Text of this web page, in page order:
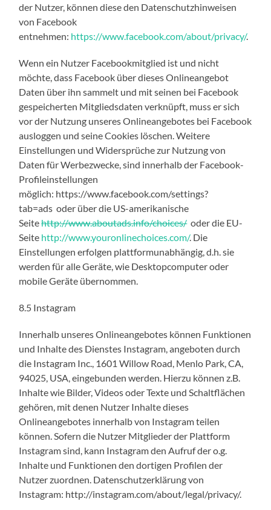
der Nutzer, können diese den Datenschutzhinweisen
von Facebook
entnehmen: https://www.facebook.com/about/privacy/.
Wenn ein Nutzer Facebookmitglied ist und nicht
möchte, dass Facebook über dieses Onlineangebot
Daten über ihn sammelt und mit seinen bei Facebook
gespeicherten Mitgliedsdaten verknüpft, muss er sich
vor der Nutzung unseres Onlineangebotes bei Facebook
ausloggen und seine Cookies löschen. Weitere
Einstellungen und Widersprüche zur Nutzung von
Daten für Werbezwecke, sind innerhalb der Facebook-
Profileinstellungen
möglich: https://www.facebook.com/settings?
tab=ads oder über die US-amerikanische
Seitehttp://www.aboutads.info/choices/oder die EU-
Seite http://www.youronlinechoices.com/. Die
Einstellungen erfolgen plattformunabhängig, d.h. sie
werden für alle Geräte, wie Desktopcomputer oder
mobile Geräte übernommen.
8.5 Instagram
Innerhalb unseres Onlineangebotes können Funktionen
und Inhalte des Dienstes Instagram, angeboten durch
die Instagram Inc., 1601 Willow Road, Menlo Park, CA,
94025, USA, eingebunden werden. Hierzu können z.B.
Inhalte wie Bilder, Videos oder Texte und Schaltflächen
gehören, mit denen Nutzer Inhalte dieses
Onlineangebotes innerhalb von Instagram teilen
können. Sofern die Nutzer Mitglieder der Plattform
Instagram sind, kann Instagram den Aufruf der o.g.
Inhalte und Funktionen den dortigen Profilen der
Nutzer zuordnen. Datenschutzerklärung von
Instagram: http://instagram.com/about/legal/privacy/.